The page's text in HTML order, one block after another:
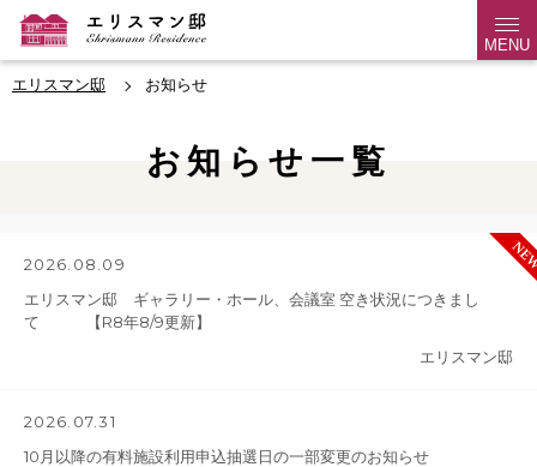
MENU
エリスマン邸 お知らせ
お知らせ一覧
2026.08.09
エリスマン邸 ギャラリー・ホール、会議室 空き状況につきまし
て 【R8年8/9更新】
エリスマン邸
2026.07.31
10月以降の有料施設利用申込抽選日の一部変更のお知らせ